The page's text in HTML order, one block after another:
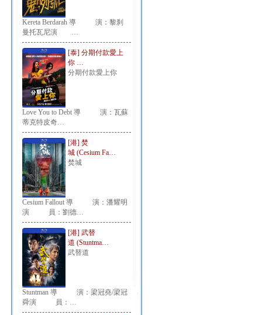
Kereta Berdarah 導 演：黎刹
曼托瓦尼演 …
[泰] 分期付款愛上
你 …
分期付款愛上你
Love You to Debt 導 演：瓦蘇
蒂克特皮奇…
[港] 焚
城 (Cesium Fa…
焚城
Cesium Fallout 導 演：潘耀明
演 員：劉德…
[港] 武替
道 (Stuntma…
武替道
Stuntman 導 演：梁冠堯/梁冠
舜演 員：…